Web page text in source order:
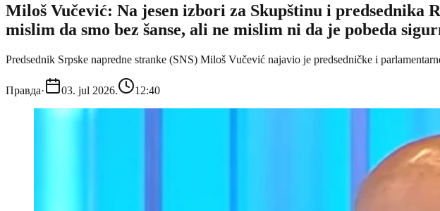
Miloš Vučević: Na jesen izbori za Skupštinu i predsednika
mislim da smo bez šanse, ali ne mislim ni da je pobeda
Predsednik Srpske napredne stranke (SNS) Miloš Vučević najavio je predsedničke i
Правда· 03. jul 2026. 12:40